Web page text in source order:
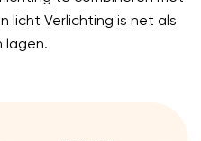
licht Verlichting is net als
lagen.